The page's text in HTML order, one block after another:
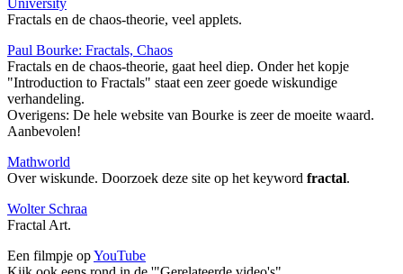
University
Fractals en de chaos-theorie, veel applets.
Paul Bourke: Fractals, Chaos
Fractals en de chaos-theorie, gaat heel diep. Onder het kopje
"Introduction to Fractals" staat een zeer goede wiskundige
verhandeling.
Overigens: De hele website van Bourke is zeer de moeite waard.
Aanbevolen!
Mathworld
Over wiskunde. Doorzoek deze site op het keyword fractal.
Wolter Schraa
Fractal Art.
Een filmpje opYouTube